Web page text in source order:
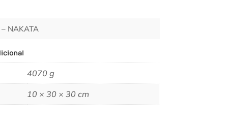
NAKATA
4070 g
10 × 30 × 30 cm